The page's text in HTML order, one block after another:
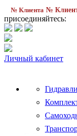
№ Клиента №
присоединяйтесь:
Личный кабинет